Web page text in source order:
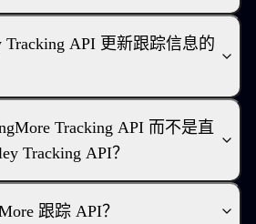
Tracking API 更新跟踪信息的
Tracking API 而不是直
Tracking API？
跟踪 API？